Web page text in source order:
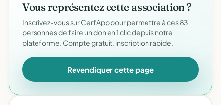
Vous représentez cette association ?
Inscrivez-vous sur CerfApp pour permettre à ces 83
personnes de faire un don en 1 clic depuis notre
plateforme. Compte gratuit, inscription rapide.
Revendiquer cette page